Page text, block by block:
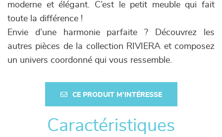
moderne et élégant. C’est le petit meuble qui fait
toute la différence !
Envie d’une harmonie parfaite ? Découvrez les
autres pièces de la collection RIVIERA et composez
un univers coordonné qui vous ressemble.
CE PRODUIT M'INTÉRESSE
Caractéristiques